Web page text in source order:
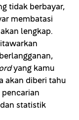
tidak berbayar,
membatasi
lengkap.
yang kamu
akan diberi tahu
statistik